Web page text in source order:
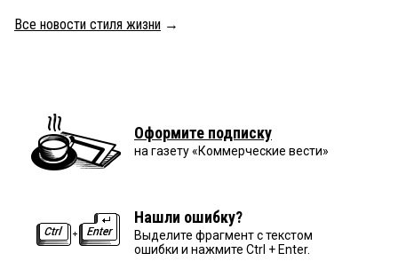
Все новости стиля жизни →
Оформите подписку
на газету «Коммерческие вести»
Нашли ошибку?
Выделите фрагмент с текстом
ошибки и нажмите Ctrl + Enter.